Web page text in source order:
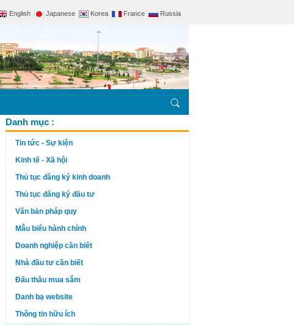
English Japanese Korea France Russia
Danh mục :
Tin tức - Sự kiện
Kinh tế - Xã hội
Thủ tục đăng ký kinh doanh
Thủ tục đăng ký đầu tư
Văn bản pháp quy
Mẫu biểu hành chính
Doanh nghiệp cần biết
Nhà đầu tư cần biết
Đấu thầu mua sắm
Danh bạ website
Thông tin hữu ích